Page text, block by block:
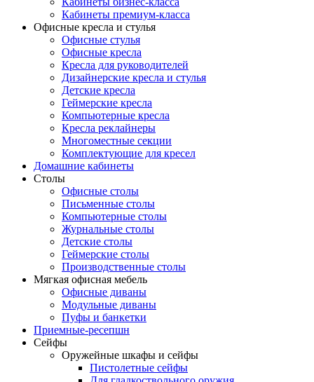
Кабинеты премиум-класса
Офисные кресла и стулья
Офисные стулья
Офисные кресла
Кресла для руководителей
Дизайнерские кресла и стулья
Детские кресла
Геймерские кресла
Компьютерные кресла
Кресла реклайнеры
Многоместные секции
Комплектующие для кресел
Домашние кабинеты
Столы
Офисные столы
Письменные столы
Компьютерные столы
Журнальные столы
Детские столы
Геймерские столы
Производственные столы
Мягкая офисная мебель
Офисные диваны
Модульные диваны
Пуфы и банкетки
Приемные-ресепшн
Сейфы
Оружейные шкафы и сейфы
Пистолетные сейфы